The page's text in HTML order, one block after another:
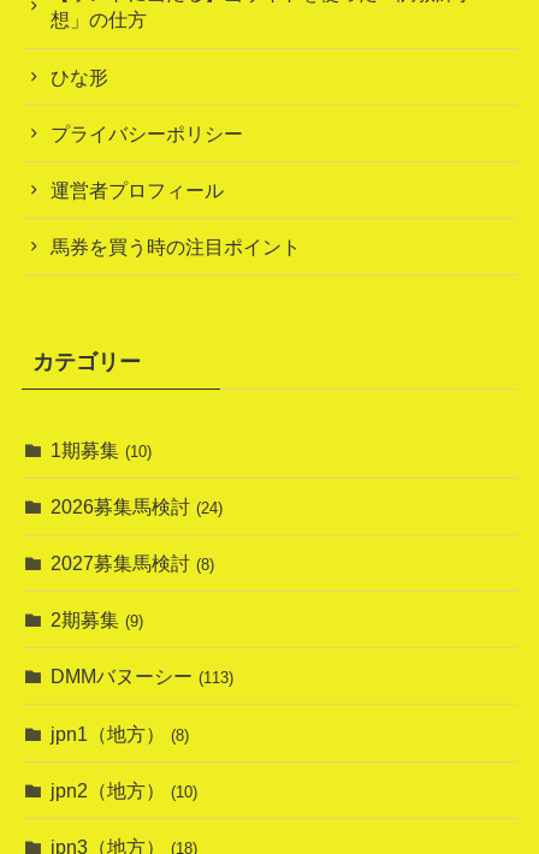
想」の仕方
ひな形
プライバシーポリシー
運営者プロフィール
馬券を買う時の注目ポイント
カテゴリー
1期募集 (10)
2026募集馬検討 (24)
2027募集馬検討 (8)
2期募集 (9)
DMMバヌーシー (113)
jpn1（地方） (8)
jpn2（地方） (10)
jpn3（地方） (18)